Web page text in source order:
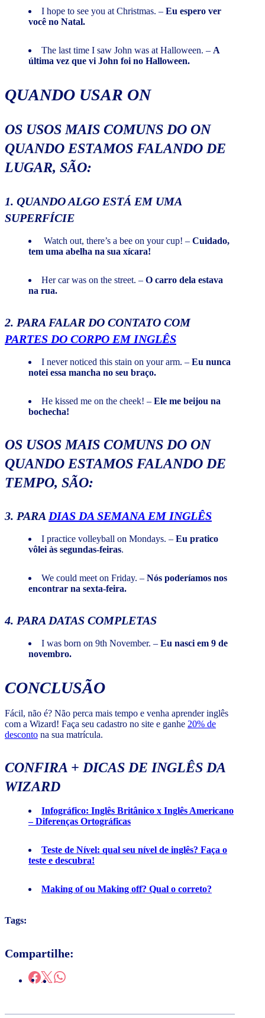
I hope to see you at Christmas. – Eu espero ver
você no Natal.
The last time I saw John was at Halloween. – A
última vez que vi John foi no Halloween.
QUANDO USAR ON
OS USOS MAIS COMUNS DO ON
QUANDO ESTAMOS FALANDO DE
LUGAR, SÃO:
1. QUANDO ALGO ESTÁ EM UMA
SUPERFÍCIE
Watch out, there’s a bee on your cup! – Cuidado,
tem uma abelha na sua xícara!
Her car was on the street. – O carro dela estava
na rua.
2. PARA FALAR DO CONTATO COM
PARTES DO CORPO EM INGLÊS
I never noticed this stain on your arm. – Eu nunca
notei essa mancha no seu braço.
He kissed me on the cheek! – Ele me beijou na
bochecha!
OS USOS MAIS COMUNS DO ON
QUANDO ESTAMOS FALANDO DE
TEMPO, SÃO:
3. PARA DIAS DA SEMANA EM INGLÊS
I practice volleyball on Mondays. – Eu pratico
vôlei às segundas-feiras.
We could meet on Friday. – Nós poderíamos nos
encontrar na sexta-feira.
4. PARA DATAS COMPLETAS
I was born on 9th November. – Eu nasci em 9 de
novembro.
CONCLUSÃO
Fácil, não é? Não perca mais tempo e venha aprender inglês
com a Wizard! Faça seu cadastro no site e ganhe 20% de
desconto na sua matrícula.
CONFIRA + DICAS DE INGLÊS DA
WIZARD
Infográfico: Inglês Britânico x Inglês Americano
– Diferenças Ortográficas
Teste de Nível: qual seu nível de inglês? Faça o
teste e descubra!
Making of ou Making off? Qual o correto?
Tags:
Compartilhe: